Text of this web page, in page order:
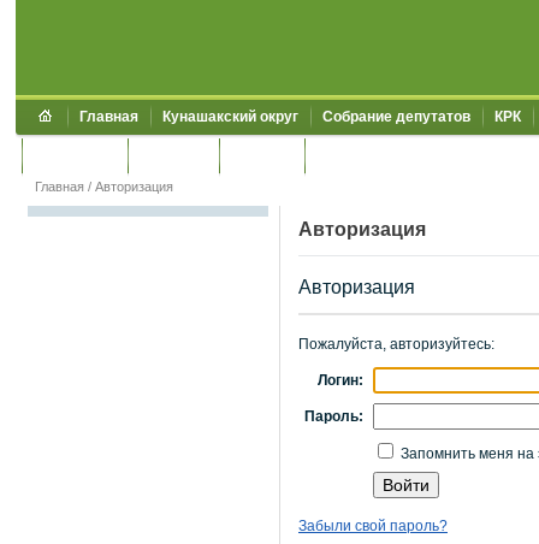
Главная Кунашакский округ Собрание депутатов КРК
Главная / Авторизация
Авторизация
Авторизация
Пожалуйста, авторизуйтесь:
Логин:
Пароль:
Запомнить меня на
Забыли свой пароль?